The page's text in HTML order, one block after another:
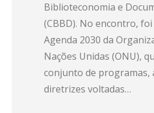
Biblioteconomia e
(CBBD). No encontro,
Agenda 2030 da
Nações Unidas (ONU),
conjunto de programas,
diretrizes voltadas…